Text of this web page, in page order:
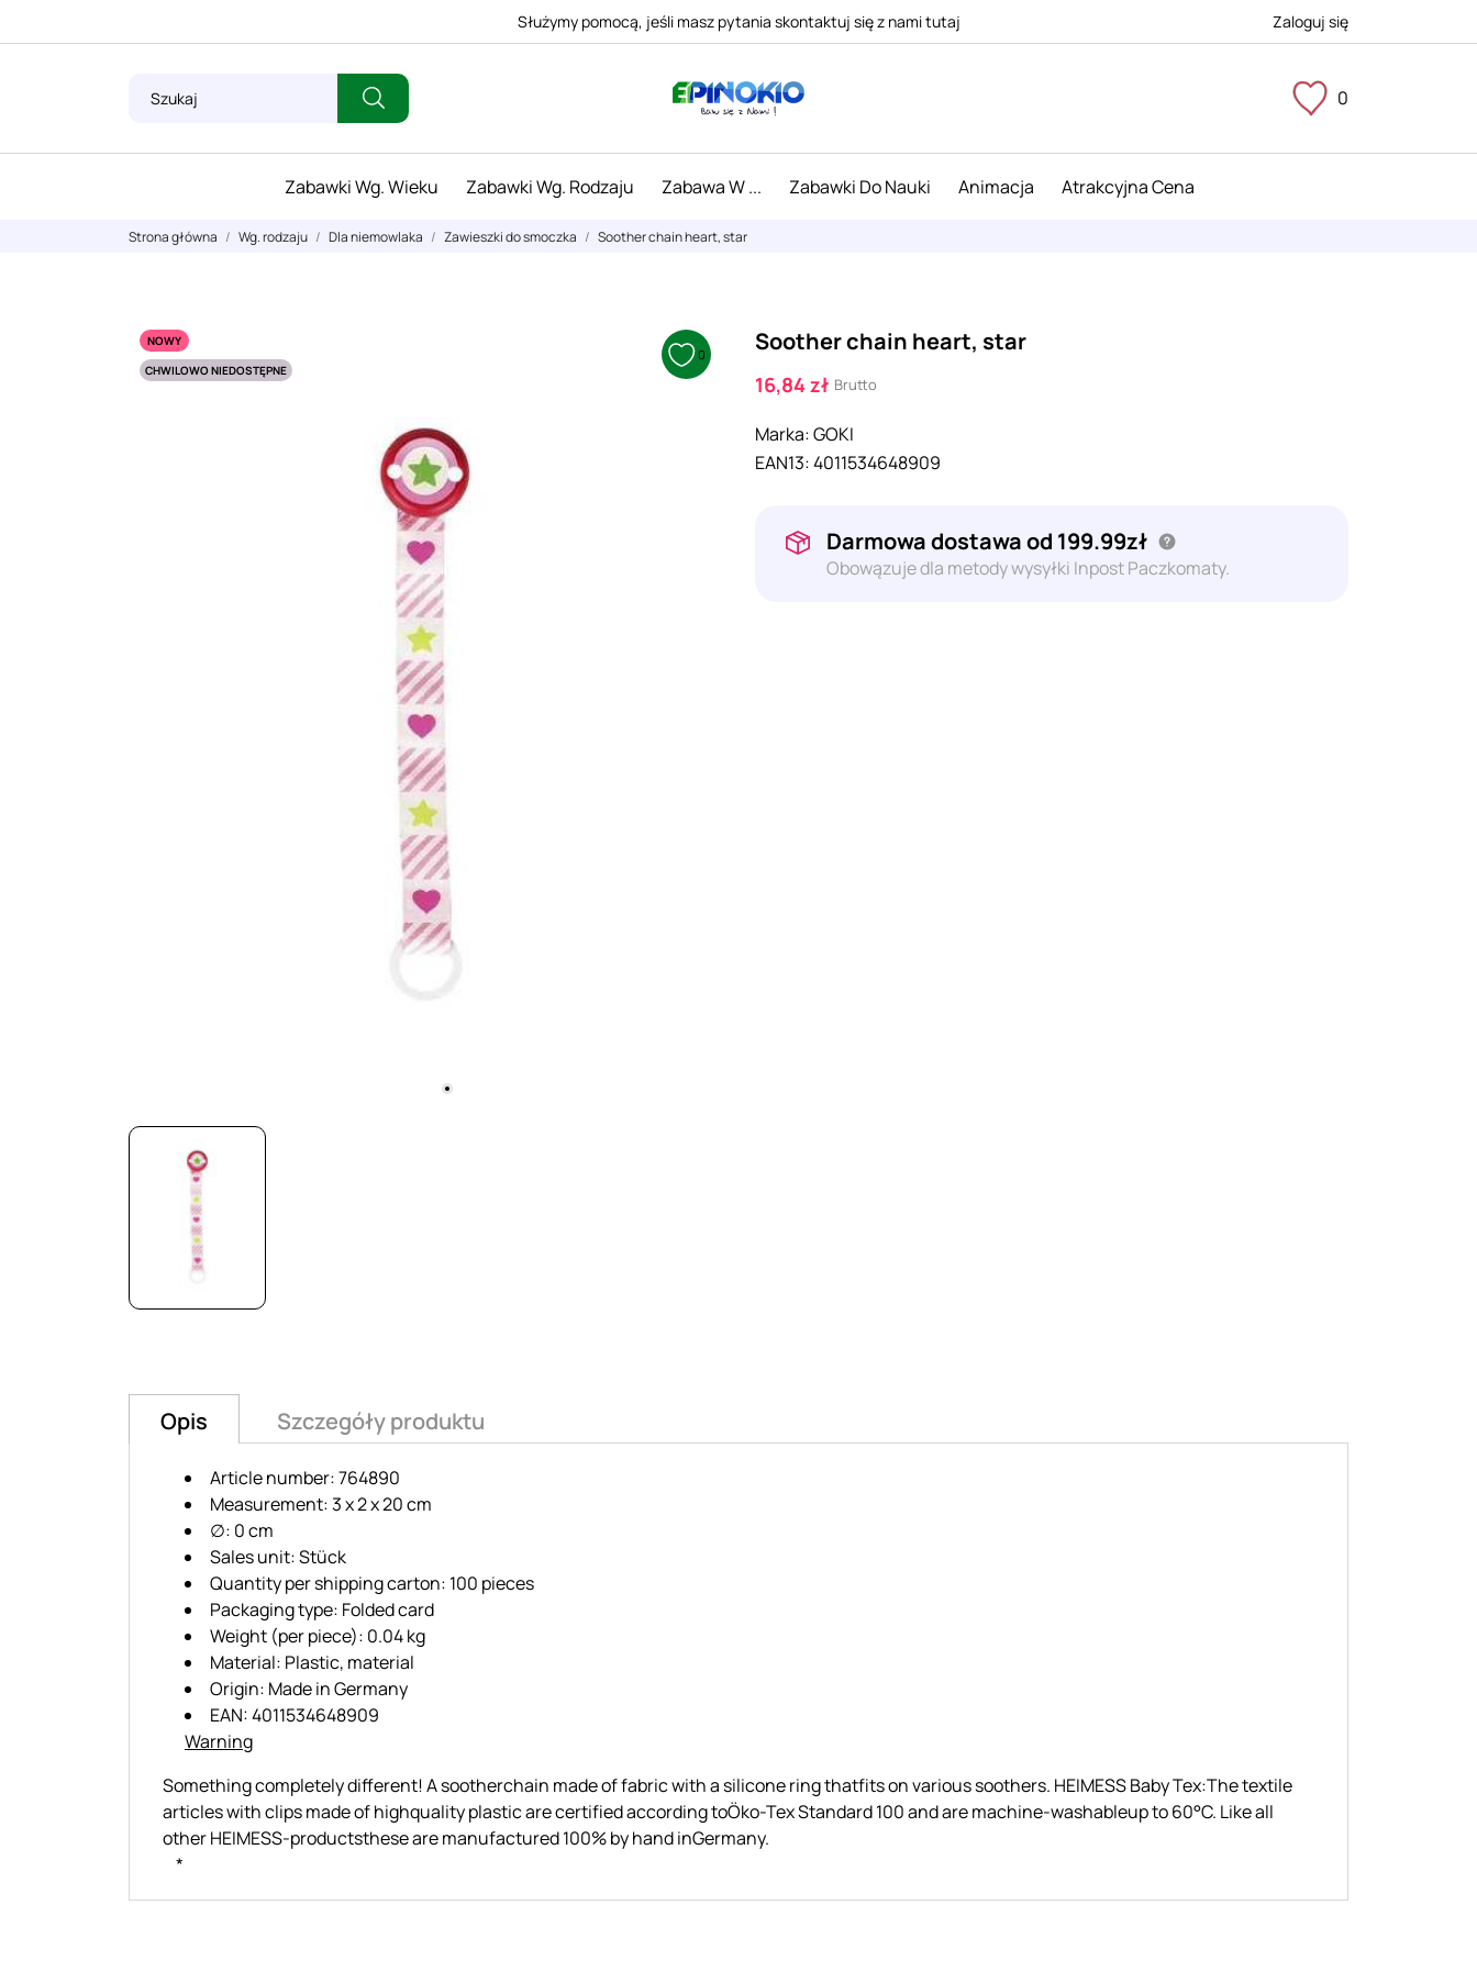
Służymy pomocą, jeśli masz pytania skontaktuj się z nami tutaj Zaloguj się
0
Zabawki Wg. Wieku Zabawki Wg. Rodzaju Zabawa W ... Zabawki Do Nauki Animacja Atrakcyjna Cena
Strona główna Wg. rodzaju Dla niemowlaka Zawieszki do smoczka Soother chain heart, star
NOWY
CHWILOWO NIEDOSTĘPNE
0 Soother chain heart, star
16,84 zł Brutto
Marka:GOKI
EAN13:4011534648909
Darmowa dostawa od 199.99zł
Obowązuje dla metody wysyłki Inpost Paczkomaty.
Opis Szczegóły produktu
Article number: 764890
Measurement: 3 x 2 x 20 cm
∅: 0 cm
Sales unit: Stück
Quantity per shipping carton: 100 pieces
Packaging type: Folded card
Weight (per piece): 0.04 kg
Material: Plastic, material
Origin: Made in Germany
EAN: 4011534648909
Warning
Something completely different! A sootherchain made of fabric with a silicone ring thatfits on various soothers. HEIMESS Baby Tex:The textile
articles with clips made of highquality plastic are certified according toÖko-Tex Standard 100 and are machine-washableup to 60°C. Like all
other HEIMESS-productsthese are manufactured 100% by hand inGermany.
*